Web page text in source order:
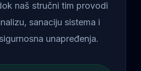
naš stručni tim provodi
sanaciju sistema i
unapređenja.